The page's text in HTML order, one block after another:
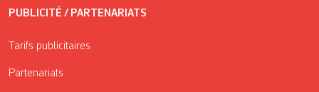
PUBLICITÉ / PARTENARIATS
Tarifs publicitaires
Partenariats